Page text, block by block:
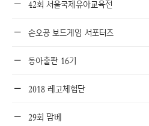
42회 서울국제유아교육전
손오공 보드게임 서포터즈
동아출판 16기
2018 레고체험단
29회 맘베